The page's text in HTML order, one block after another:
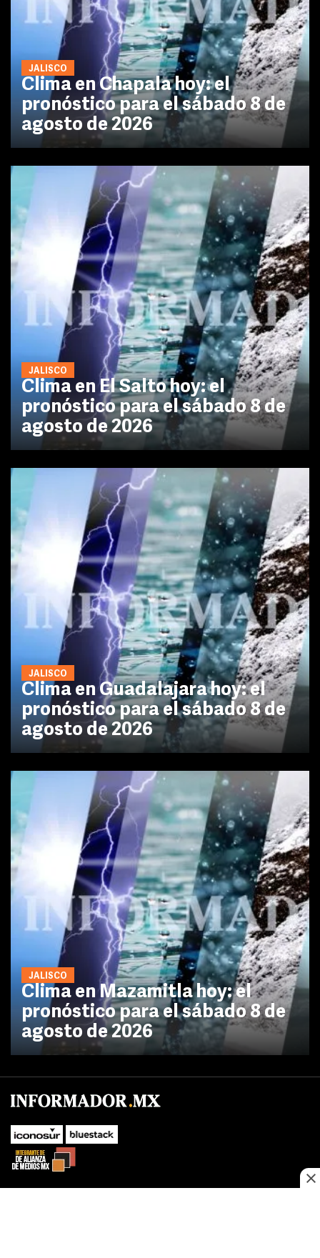
JALISCO
Clima en Chapala hoy: el
pronóstico para el sábado 8 de
agosto de 2026
JALISCO
Clima en El Salto hoy: el
pronóstico para el sábado 8 de
agosto de 2026
JALISCO
Clima en Guadalajara hoy: el
pronóstico para el sábado 8 de
agosto de 2026
JALISCO
Clima en Mazamitla hoy: el
pronóstico para el sábado 8 de
agosto de 2026